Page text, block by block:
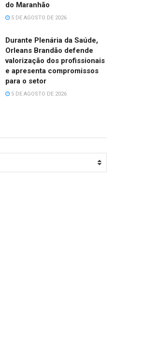
do Maranhão
5 DE AGOSTO DE 2026
Durante Plenária da Saúde,
Orleans Brandão defende
valorização dos profissionais
e apresenta compromissos
para o setor
5 DE AGOSTO DE 2026